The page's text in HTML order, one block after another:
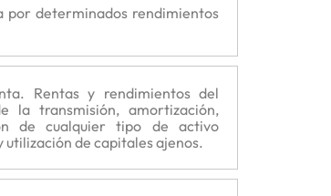
por determinados rendimientos
Rentas y rendimientos del
la transmisión, amortización,
de cualquier tipo de activo
de capitales ajenos.